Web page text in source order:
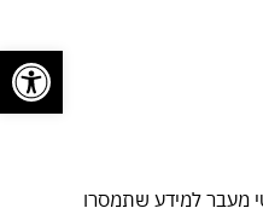
מעבר למידע שתמסרו